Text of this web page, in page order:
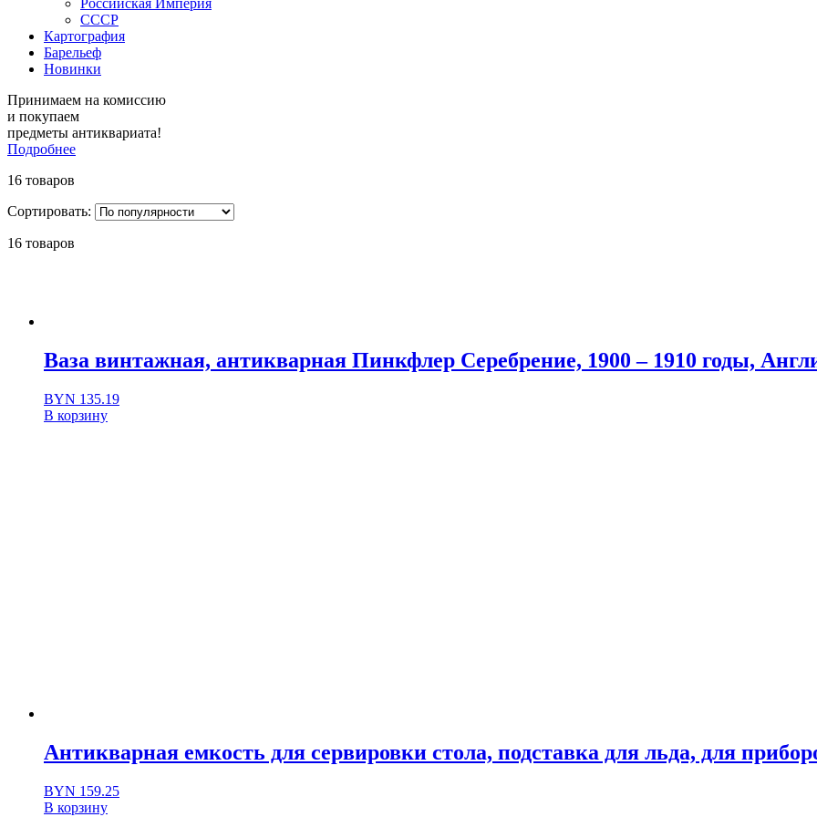
СССР
Картография
Барельеф
Новинки
Принимаем на комиссию
и покупаем
предметы антиквариата!
Подробнее
16 товаров
Сортировать:
16 товаров
Ваза винтажная, антикварная Пинкфлер Серебрение, 1900 – 1910 годы,
BYN 135.19
В корзину
Антикварная емкость для сервировки стола, подставка для льда, для
BYN 159.25
В корзину